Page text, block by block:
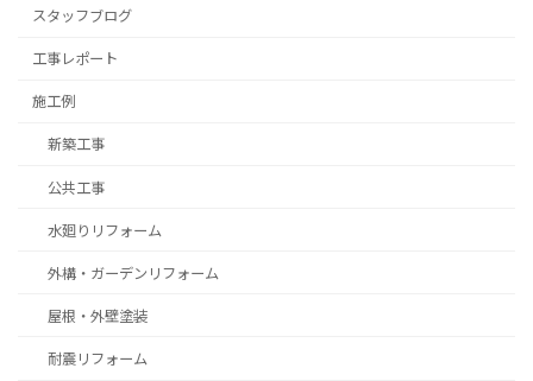
スタッフブログ
⼯事レポート
施工例
新築工事
公共工事
水廻りリフォーム
外構・ガーデンリフォーム
屋根・外壁塗装
耐震リフォーム